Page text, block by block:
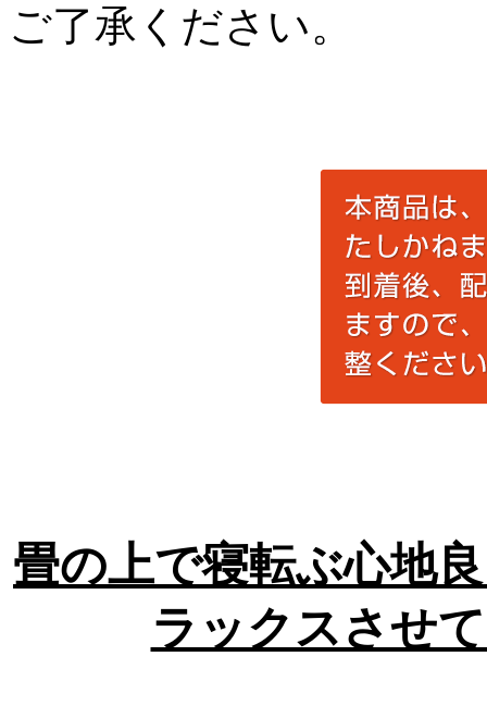
ご了承ください。
畳の上で寝転ぶ心地
ラックスさせ